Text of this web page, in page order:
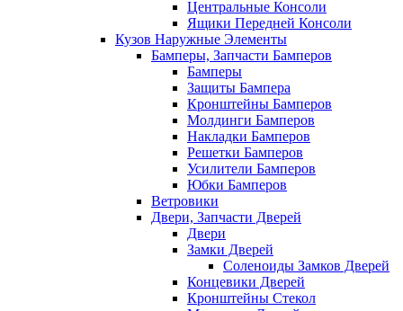
Центральные Консоли
Ящики Передней Консоли
Кузов Наружные Элементы
Бамперы, Запчасти Бамперов
Бамперы
Защиты Бампера
Кронштейны Бамперов
Молдинги Бамперов
Накладки Бамперов
Решетки Бамперов
Усилители Бамперов
Юбки Бамперов
Ветровики
Двери, Запчасти Дверей
Двери
Замки Дверей
Соленоиды Замков Дверей
Концевики Дверей
Кронштейны Стекол